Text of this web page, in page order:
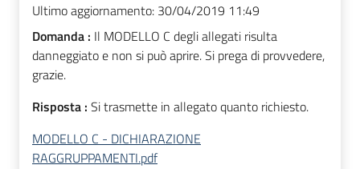
Ultimo aggiornamento: 30/04/2019 11:49
Domanda : Il MODELLO C degli allegati risulta
danneggiato e non si può aprire. Si prega di provvedere,
grazie.
Risposta : Si trasmette in allegato quanto richiesto.
MODELLO C - DICHIARAZIONE
RAGGRUPPAMENTI.pdf